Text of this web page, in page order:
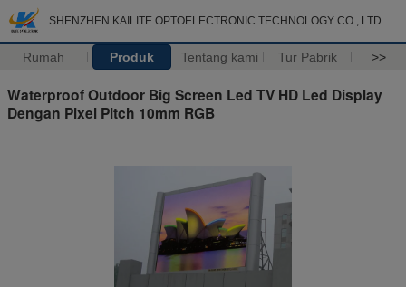
SHENZHEN KAILITE OPTOELECTRONIC TECHNOLOGY CO., LTD
Rumah Produk Tentang kami Tur Pabrik >>
Waterproof Outdoor Big Screen Led TV HD Led Display
Dengan Pixel Pitch 10mm RGB